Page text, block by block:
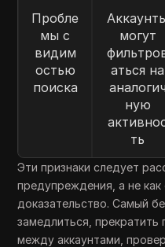
Пробле
мы с
видим
остью
поиска
могут
аться на
аналогич
ную
ть
Эти признаки следует
предупреждения, а не как
доказательство. Самый
замедлиться,
между аккаунтами,